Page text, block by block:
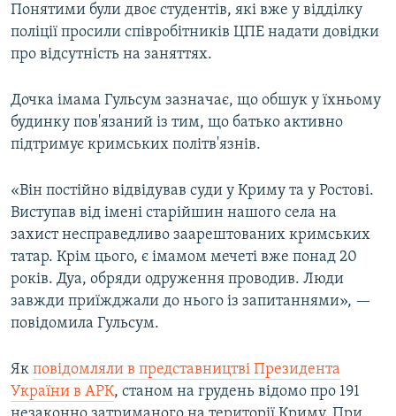
Понятими були двоє студентів, які вже у відділку
поліції просили співробітників ЦПЕ надати довідки
про відсутність на заняттях.
Дочка імама Гульсум зазначає, що обшук у їхньому
будинку пов'язаний із тим, що батько активно
підтримує кримських політв'язнів.
«Він постійно відвідував суди у Криму та у Ростові.
Виступав від імені старійшин нашого села на
захист несправедливо заарештованих кримських
татар. Крім цього, є імамом мечеті вже понад 20
років. Дуа, обряди одруження проводив. Люди
завжди приїжджали до нього із запитаннями», —
повідомила Гульсум.
Як повідомляли в представництві Президента
України в АРК, станом на грудень відомо про 191